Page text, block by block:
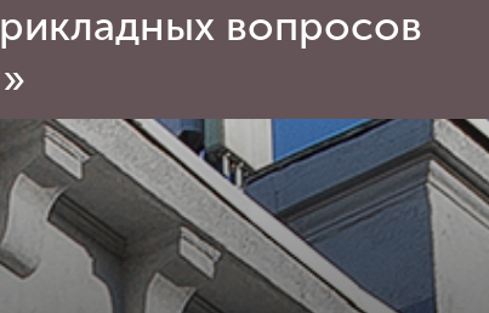
вопросов